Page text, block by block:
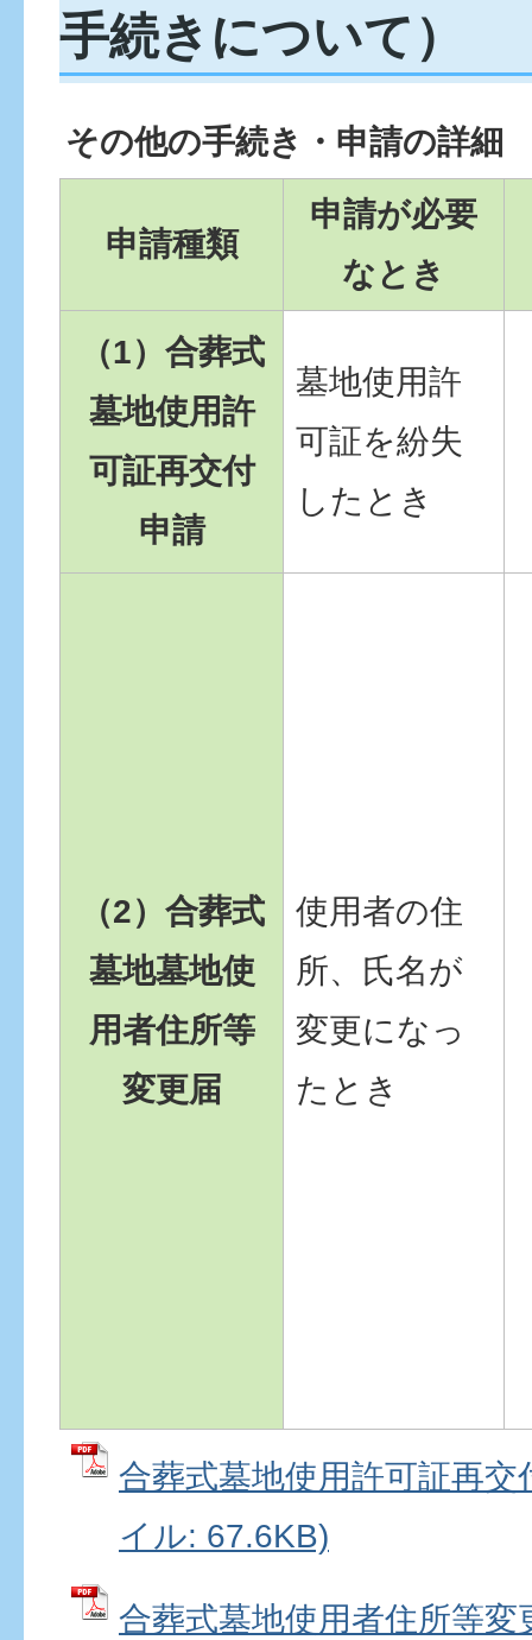
手続きについて）
その他の手続き・申請の詳細
申請種類
申請が必要
なとき
（1）合葬式
墓地使用許
可証再交付
申請
墓地使用許
可証を紛失
したとき
（2）合葬式
墓地墓地使
用者住所等
変更届
使用者の住
所、氏名が
変更になっ
たとき
合葬式墓地使用許可証再
イル: 67.6KB)
合葬式墓地使用者住所等